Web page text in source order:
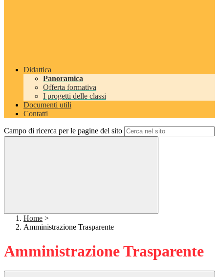
Didattica
Panoramica
Offerta formativa
I progetti delle classi
Documenti utili
Contatti
Campo di ricerca per le pagine del sito
Home >
Amministrazione Trasparente
Amministrazione Trasparente